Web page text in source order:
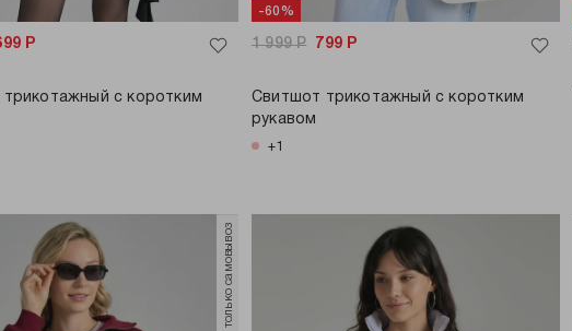
Р
с коротким
-60%
1 999Р 799 Р
Свитшот трикотажный с коротким
рукавом
+1
только самовывоз